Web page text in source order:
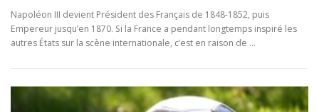
Napoléon III devient Président des Français de 1848-1852, puis
Empereur jusqu’en 1870. Si la France a pendant longtemps inspiré les
autres États sur la scène internationale, c’est en raison de …